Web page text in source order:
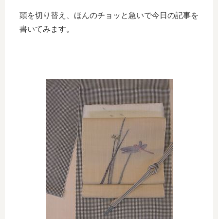
頭を切り替え、ほんのチョッと急いで今日の記事を
書いてみます。